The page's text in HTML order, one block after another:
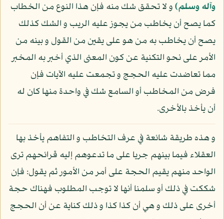
وآله وسلم)و لا تحقق شك منه فإن هذا النوع من الخطاب
كما يصح أن يخاطب من يجوز عليه الريب و الشك كذلك
يصح أن يخاطب به من هو على يقين من القول و بينه من
الأمر على نحو التكنية عن كون المعنى الذي أخبر به المخبر
مما تعاضدت عليه الحجج و تجمعت عليه الآيات فإن
فرض من المخاطب أو السامع شك في واحدة منها كان له
أن يأخذ بالأخرى.
و هذه طريقة شائعة في عرف التخاطب و التفاهم يأخذ بها
العقلاء فيما بينهم جريا على ما تدعوهم إليه قرائحهم ترى
الواحد منهم يقيم الحجة على أمر من الأمور ثم يقول: فإن
شككت في ذلك أو سلمنا أنها لا توجب المطلوب فهناك حجة
أخرى على ذلك و هي أن كذا كذا و ذلك كناية عن أن الحجج